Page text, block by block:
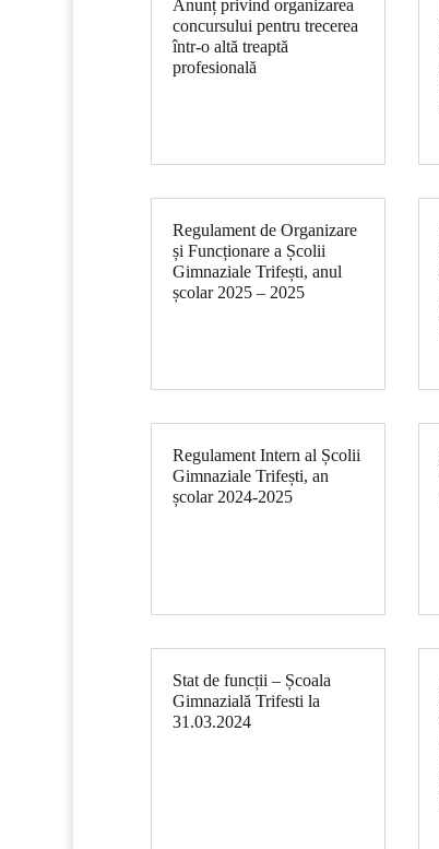
Anunț privind organizarea
concursului pentru trecerea
într-o altă treaptă
profesională
Regulament de Organizare
și Funcționare a Școlii
Gimnaziale Trifești, anul
școlar 2025 – 2025
Regulament Intern al Școlii
Gimnaziale Trifești, an
școlar 2024-2025
Stat de funcții – Școala
Gimnazială Trifesti la
31.03.2024